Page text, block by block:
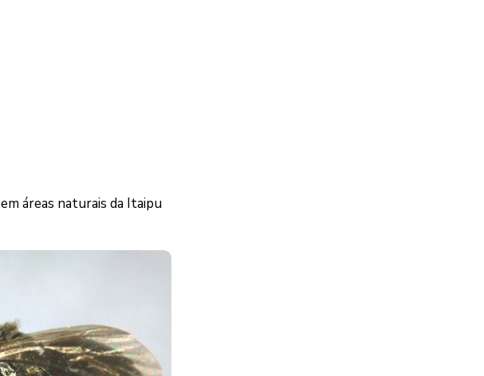
em áreas naturais da Itaipu